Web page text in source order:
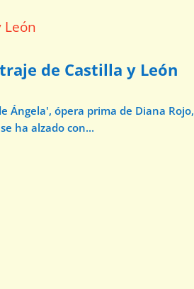
de Castilla y León
Ángela', ópera prima de Diana Rojo,
ha alzado con...